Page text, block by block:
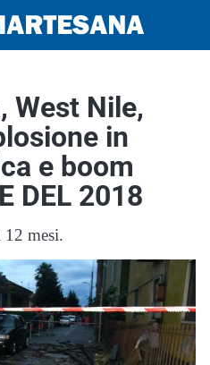
West Nile,
in
e boom
DEL 2018
mesi.